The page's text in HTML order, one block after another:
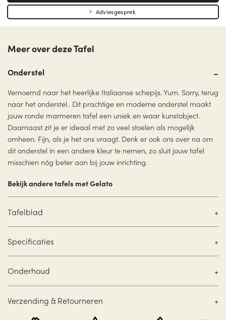
Adviesgesprek
Meer over deze Tafel
Onderstel
Vernoemd naar het heerlijke Italiaanse schepijs. Yum. Sorry, terug
naar het onderstel.. Dit prachtige en moderne onderstel maakt
jouw ronde marmeren tafel een uniek en waar kunstobject.
Daarnaast zit je er ideaal met zo veel stoelen als mogelijk
omheen. Fijn, als je het ons vraagt. Denk er ook ons over na om
dit onderstel in een andere kleur te nemen, zo sluit jouw tafel
misschien nóg beter aan bij jouw inrichting.
Bekijk andere tafels met Gelato
Tafelblad
Specificaties
Onderhoud
Verzending & Retourneren